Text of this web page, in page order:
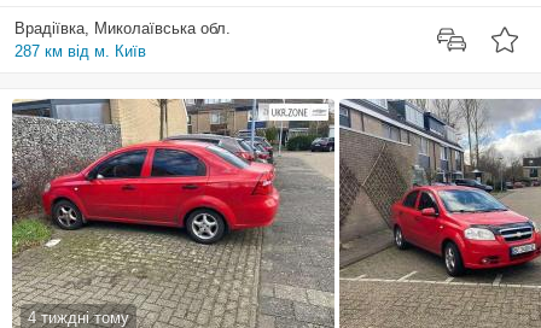
Врадіївка, Миколаївська обл.
287 км від м. Київ
4 тиждні тому